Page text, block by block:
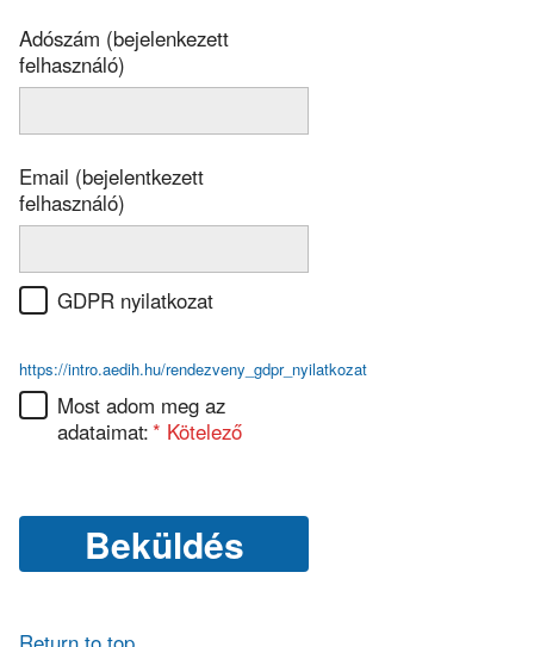
Adószám (bejelenkezett
felhasználó)
Email (bejelentkezett
felhasználó)
GDPR nyilatkozat
https://intro.aedih.hu/rendezveny_gdpr_nyilatkozat
Most adom meg az
adataimat: